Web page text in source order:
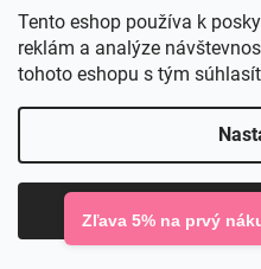
Tento eshop používa k
reklám a analýze
tohoto eshopu s tým
DO
Zľava 5% na prvý